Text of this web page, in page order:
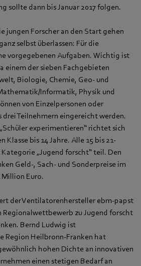
sollte dann bis Januar 2017 folgen.
jungen Forscher an den Start gehen
selbst überlassen: Für die
vorgegebenen Aufgaben. Wichtig ist
einem der sieben Fachgebieten
Biologie, Chemie, Geo- und
Informatik, Physik und
von Einzelpersonen oder
Teilnehmern eingereicht werden.
experimentieren“ richtet sich
Klasse bis 14 Jahre. Alle 15 bis 21-
„Jugend forscht“ teil. Den
Geld-, Sach- und Sonderpreise im
Million Euro.
der Ventilatorenhersteller ebm-papst
Regionalwettbewerb zu Jugend forscht
Bernd Ludwig ist
Region Heilbronn-Franken hat
hohen Dichte an innovativen
einen stetigen Bedarf an